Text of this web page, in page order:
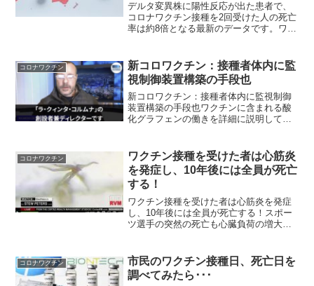
デルタ変異株に陽性反応が出た患者で、
コロナワクチン接種を2回受けた人の死亡
率は約8倍となる最新のデータです。ワク
ナウイルス（Covid-19）の「デルタ」亜
種が「野火...
コロナワクチン
新コロワクチン：接種者体内に監
視制御装置構築の手段也
新コロワクチン：接種者体内に監視制御
装置構築の手段也ワクチンに含まれる酸
化グラフェンの働きを詳細に説明してい
す。体内に注入された酸化グラフェンが
どのように私たちの身体...
コロナワクチン
ワクチン接種を受けた者は心筋炎
を発症し、10年後には全員が死亡
する！
ワクチン接種を受けた者は心筋炎を発症
し、10年後には全員が死亡する！スポー
ツ選手の突然の死亡も心臓負荷の増大が
担がかかりました！」カナダの家庭医で
あるクリス・シュー...
コロナワクチン
市民のワクチン接種日、死亡日を
調べてみたら･･･